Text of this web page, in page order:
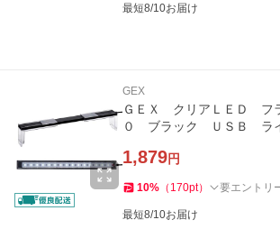
最短8/10お届け
GEX
ＧＥＸ クリアＬＥＤ フ
０ ブラック ＵＳＢ ラ
1,879円
10% （ 170pt） 要エントリ
最短8/10お届け